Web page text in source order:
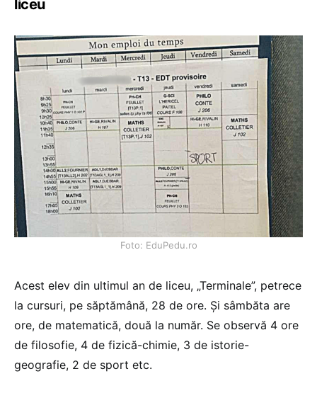
liceu
Foto: EduPedu.ro
Acest elev din ultimul an de liceu, „Terminale”, petrece
la cursuri, pe săptămână, 28 de ore. Și sâmbăta are
ore, de matematică, două la număr. Se observă 4 ore
de filosofie, 4 de fizică-chimie, 3 de istorie-
geografie, 2 de sport etc.